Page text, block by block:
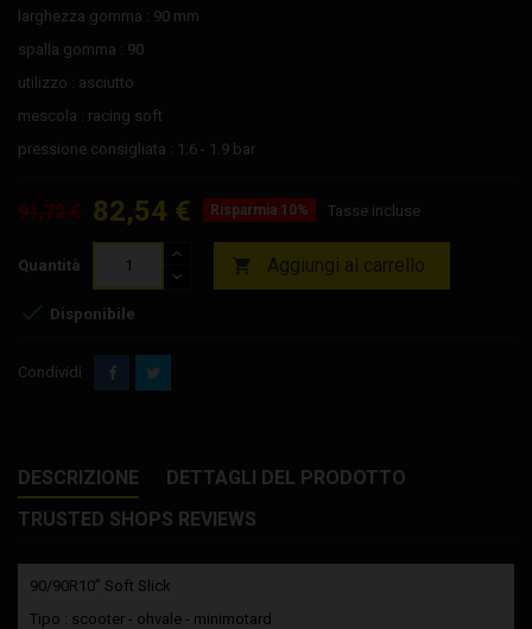
larghezza gomma : 90 mm
spalla gomma : 90
utilizzo : asciutto
mescola : racing soft
pressione consigliata : 1.6 - 1.9 bar
91,72 € 82,54 € Risparmia 10% Tasse incluse
Quantità  Aggiungi al carrello
 Disponibile
Condividi
DESCRIZIONE
DETTAGLI DEL PRODOTTO
TRUSTED SHOPS REVIEWS
90/90R10” Soft Slick
Tipo : scooter - ohvale - minimotard